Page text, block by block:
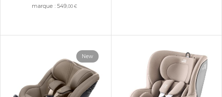
marque :549,00 €
New